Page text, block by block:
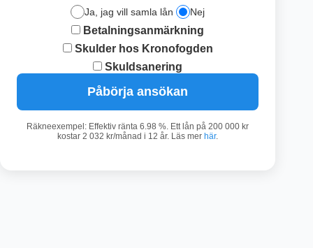
Ja, jag vill samla lån Nej
Betalningsanmärkning
Skulder hos Kronofogden
Skuldsanering
Påbörja ansökan
Räkneexempel: Effektiv ränta 6.98 %. Ett lån på 200 000 kr
kostar 2 032 kr/månad i 12 år. Läs merhär.